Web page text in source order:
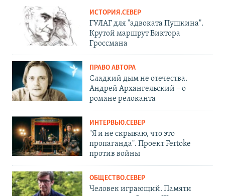
ИСТОРИЯ.СЕВЕР
ГУЛАГ для "адвоката Пушкина".
Крутой маршрут Виктора
Гроссмана
ПРАВО АВТОРА
Сладкий дым не отечества.
Андрей Архангельский – о
романе релоканта
ИНТЕРВЬЮ.СЕВЕР
"Я и не скрываю, что это
пропаганда". Проект Fertoke
против войны
ОБЩЕСТВО.СЕВЕР
Человек играющий. Памяти